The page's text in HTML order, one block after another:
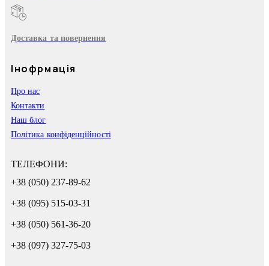
Доставка та повернення
Інофрмація
Про нас
Контакти
Наш блог
Політика конфіденційності
ТЕЛЕФОНИ:
+38 (050) 237-89-62
+38 (095) 515-03-31
+38 (050) 561-36-20
+38 (097) 327-75-03